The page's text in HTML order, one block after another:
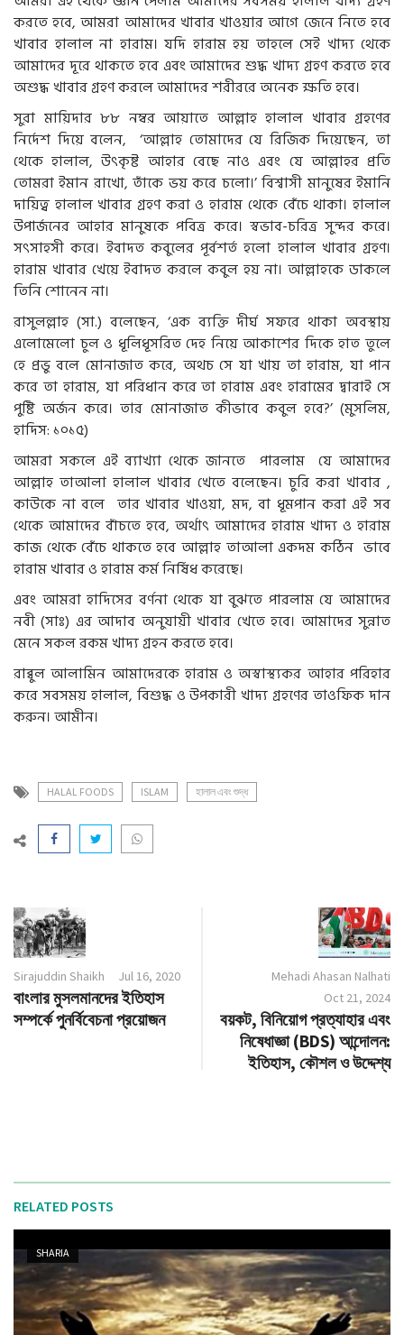
করতে হবে, আমরা আমাদের খাবার খাওয়ার আগে জেনে নিতে হবে
খাবার হালাল না হারাম। যদি হারাম হয় তাহলে সেই খাদ্য থেকে
আমাদের দূরে থাকতে হবে এবং আমাদের শুদ্ধ খাদ্য গ্রহণ করতে হবে
অশুদ্ধ খাবার গ্রহণ করলে আমাদের শরীররে অনেক ক্ষতি হবে।
সুরা মায়িদার ৮৮ নম্বর আয়াতে আল্লাহ হালাল খাবার গ্রহণের
নির্দেশ দিয়ে বলেন, ‘আল্লাহ তোমাদের যে রিজিক দিয়েছেন, তা
থেকে হালাল, উৎকৃষ্ট আহার বেছে নাও এবং যে আল্লাহর প্রতি
তোমরা ইমান রাখো, তাঁকে ভয় করে চলো।’ বিশ্বাসী মানুষের ইমানি
দায়িত্ব হালাল খাবার গ্রহণ করা ও হারাম থেকে বেঁচে থাকা। হালাল
উপার্জনের আহার মানুষকে পবিত্র করে। স্বভাব-চরিত্র সুন্দর করে।
সৎসাহসী করে। ইবাদত কবুলের পূর্বশর্ত হলো হালাল খাবার গ্রহণ।
হারাম খাবার খেয়ে ইবাদত করলে কবুল হয় না। আল্লাহকে ডাকলে
তিনি শোনেন না।
রাসুলল্লাহ (সা.) বলেছেন, ‘এক ব্যক্তি দীর্ঘ সফরে থাকা অবস্থায়
এলোমেলো চুল ও ধূলিধূসরিত দেহ নিয়ে আকাশের দিকে হাত তুলে
হে প্রভু বলে মোনাজাত করে, অথচ সে যা খায় তা হারাম, যা পান
করে তা হারাম, যা পরিধান করে তা হারাম এবং হারামের দ্বারাই সে
পুষ্টি অর্জন করে। তার মোনাজাত কীভাবে কবুল হবে?’ (মুসলিম,
হাদিস: ১০১৫)
আমরা সকলে এই ব্যাখ্যা থেকে জানতে পারলাম যে আমাদের
আল্লাহ তাআলা হালাল খাবার খেতে বলেছেন। চুরি করা খাবার ,
কাউকে না বলে তার খাবার খাওয়া, মদ, বা ধূমপান করা এই সব
থেকে আমাদের বাঁচতে হবে, অর্থাৎ আমাদের হারাম খাদ্য ও হারাম
কাজ থেকে বেঁচে থাকতে হবে আল্লাহ তাআলা একদম কঠিন ভাবে
হারাম খাবার ও হারাম কর্ম নির্ষিধ করেছে।
এবং আমরা হাদিসের বর্ণনা থেকে যা বুঝতে পারলাম যে আমাদের
নবী (সাঃ) এর আদাব অনুযায়ী খাবার খেতে হবে। আমাদের সুন্নাত
মেনে সকল রকম খাদ্য গ্রহন করতে হবে।
রাব্বুল আলামিন আমাদেরকে হারাম ও অস্বাস্থ্যকর আহার পরিহার
করে সবসময় হালাল, বিশুদ্ধ ও উপকারী খাদ্য গ্রহণের তাওফিক দান
করুন। আমীন।
HALAL FOODS ISLAM হালাল এবং শুদ্ধ
Sirajuddin Shaikh Jul 16, 2020
বাংলার মুসলমানদের ইতিহাস
সম্পর্কে পুনর্বিবেচনা প্রয়োজন
Mehadi Ahasan Nalhati
Oct 21, 2024
বয়কট, বিনিয়োগ প্রত্যাহার এবং
নিষেধাজ্ঞা (BDS) আন্দোলন:
ইতিহাস, কৌশল ও উদ্দেশ্য
RELATED POSTS
SHARIA